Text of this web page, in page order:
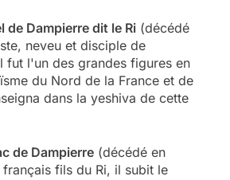
de Dampierre dit le Ri (décédé
neveu et disciple de
fut l'un des grandes figures en
du Nord de la France et de
dans la yeshiva de cette
de Dampierre (décédé en
français fils du Ri, il subit le